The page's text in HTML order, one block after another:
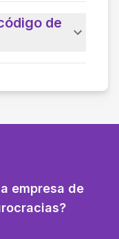
de
empresa de